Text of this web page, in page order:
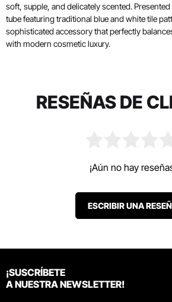
soft, supple, and delicately scented.
tube featuring traditional blue and white tile
sophisticated accessory that perfectly
with modern cosmetic luxury.
RESEÑAS DE
¡Aún no hay
ESCRIBIR UNA
¡SUSCRÍBETE
A NUESTRA NEWSLETTER!